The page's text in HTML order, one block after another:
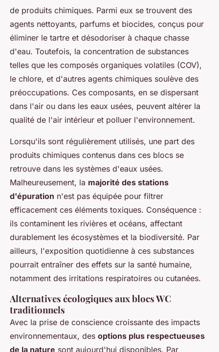
de produits chimiques. Parmi eux se trouvent des
agents nettoyants, parfums et biocides, conçus pour
éliminer le tartre et désodoriser à chaque chasse
d'eau. Toutefois, la concentration de substances
telles que les composés organiques volatiles (COV),
le chlore, et d'autres agents chimiques soulève des
préoccupations. Ces composants, en se dispersant
dans l'air ou dans les eaux usées, peuvent altérer la
qualité de l'air intérieur et polluer l'environnement.
Lorsqu'ils sont régulièrement utilisés, une part des
produits chimiques contenus dans ces blocs se
retrouve dans les systèmes d'eaux usées.
Malheureusement, la majorité des stations
d'épuration n'est pas équipée pour filtrer
efficacement ces éléments toxiques. Conséquence :
ils contaminent les rivières et océans, affectant
durablement les écosystèmes et la biodiversité. Par
ailleurs, l'exposition quotidienne à ces substances
pourrait entraîner des effets sur la santé humaine,
notamment des irritations respiratoires ou cutanées.
Alternatives écologiques aux blocs WC
traditionnels
Avec la prise de conscience croissante des impacts
environnementaux, des options plus respectueuses
de la nature sont aujourd'hui disponibles. Par